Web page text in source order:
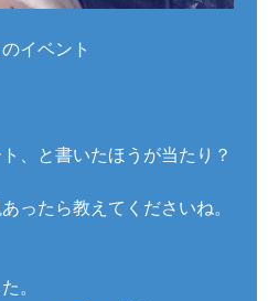
イベント
、と書いたほうが当たり？
ったら教えてくださいね。
。